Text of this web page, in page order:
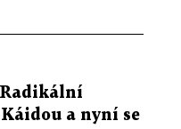
Radikální
a nyní se